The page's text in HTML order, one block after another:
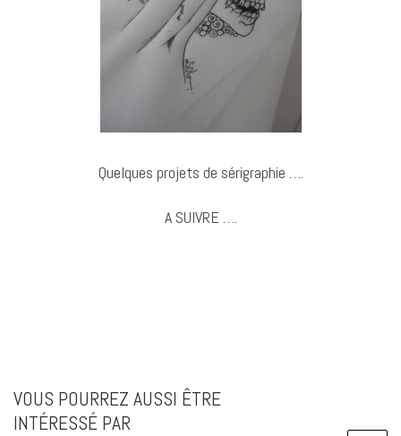
Quelques projets de sérigraphie ….
A SUIVRE ….
VOUS POURREZ AUSSI ÊTRE
INTÉRESSÉ PAR